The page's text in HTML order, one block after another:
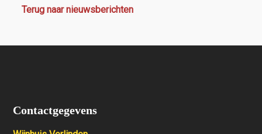
Terug naar nieuwsberichten
Contactgegevens